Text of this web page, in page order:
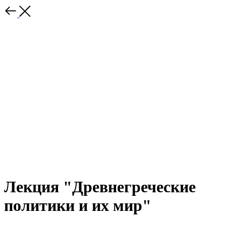
Лекция "Древнегреческие
политики и их мир"